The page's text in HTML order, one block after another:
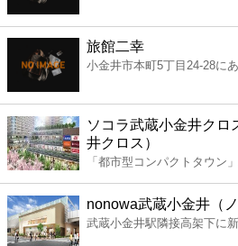
薬局
スーパー
エンタメ
レジャー
書店
旅館二幸
小金井市本町5丁目24-28に
ソコラ武蔵小金井クロ
井クロス）
「都市型コンパクトタウン
nonowa武蔵小金井（
武蔵小金井駅隣接高架下に